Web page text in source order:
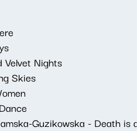
Velvet Nights
Skies
Guzikowska - Death